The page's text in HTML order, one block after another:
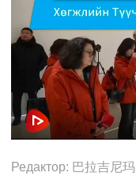
Редактор: 巴拉吉尼玛